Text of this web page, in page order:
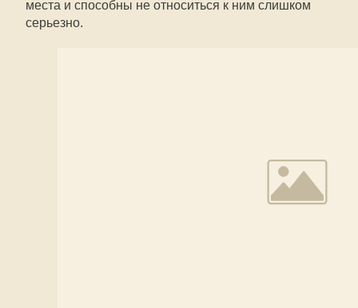
места и способны не относиться к ним слишком
серьезно.